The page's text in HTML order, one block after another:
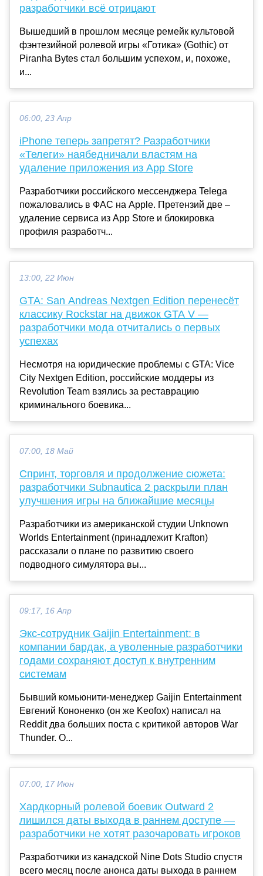
разработчики всё отрицают
Вышедший в прошлом месяце ремейк культовой
фэнтезийной ролевой игры «Готика» (Gothic) от
Piranha Bytes стал большим успехом, и, похоже,
и...
06:00, 23 Апр
iPhone теперь запретят? Разработчики
«Телеги» наябедничали властям на
удаление приложения из App Store
Разработчики российского мессенджера Telega
пожаловались в ФАС на Apple. Претензий две –
удаление сервиса из App Store и блокировка
профиля разработч...
13:00, 22 Июн
GTA: San Andreas Nextgen Edition перенесёт
классику Rockstar на движок GTA V —
разработчики мода отчитались о первых
успехах
Несмотря на юридические проблемы с GTA: Vice
City Nextgen Edition, российские моддеры из
Revolution Team взялись за реставрацию
криминального боевика...
07:00, 18 Май
Спринт, торговля и продолжение сюжета:
разработчики Subnautica 2 раскрыли план
улучшения игры на ближайшие месяцы
Разработчики из американской студии Unknown
Worlds Entertainment (принадлежит Krafton)
рассказали о плане по развитию своего
подводного симулятора вы...
09:17, 16 Апр
Экс-сотрудник Gaijin Entertainment: в
компании бардак, а уволенные разработчики
годами сохраняют доступ к внутренним
системам
Бывший комьюнити-менеджер Gaijin Entertainment
Евгений Кононенко (он же Keofox) написал на
Reddit два больших поста с критикой авторов War
Thunder. О...
07:00, 17 Июн
Хардкорный ролевой боевик Outward 2
лишился даты выхода в раннем доступе —
разработчики не хотят разочаровать игроков
Разработчики из канадской Nine Dots Studio спустя
всего месяц после анонса даты выхода в раннем